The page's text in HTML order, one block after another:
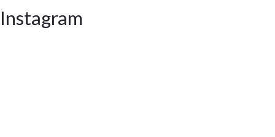
Instagram